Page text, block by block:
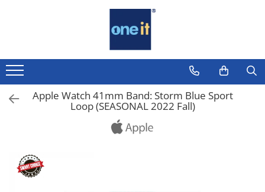
Laptop, Tablete & Telefoane
Laptop / Notebook
Notebook Consumer
Tablete & accesorii
Apple Watch 41mm Band: Storm Blue Sport
Loop (SEASONAL 2022 Fall)